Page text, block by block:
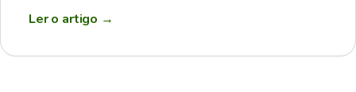
Ler o artigo →